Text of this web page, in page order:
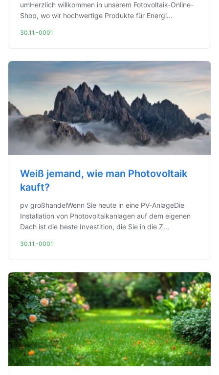
umHerzlich willkommen in unserem Fotovoltaik-Online-
Shop, wo wir hochwertige Produkte für Energi...
30.11.-0001
Weiß jemand, wie man Photovoltaik
kauft?
pv großhandelWenn Sie heute in eine PV-AnlageDie
Installation von Photovoltaikanlagen auf dem eigenen
Dach ist die beste Investition, die Sie in die Z...
30.11.-0001